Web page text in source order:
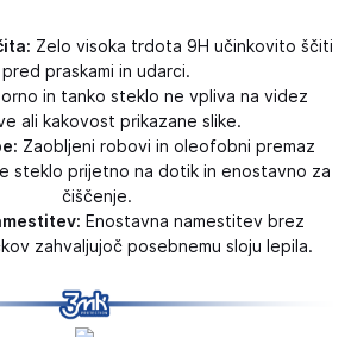
Zelo visoka trdota 9H učinkovito ščiti
pred praskami in udarci.
in tanko steklo ne vpliva na videz
ali kakovost prikazane slike.
Zaobljeni robovi in ​​oleofobni premaz
steklo prijetno na dotik in enostavno za
čiščenje.
Enostavna namestitev brez
zahvaljujoč posebnemu sloju lepila.